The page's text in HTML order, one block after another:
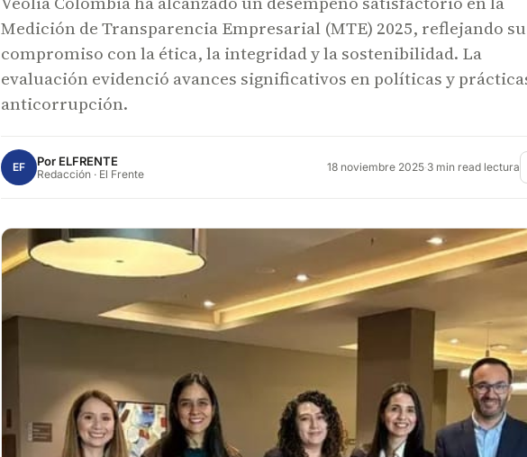
Medición de Transparencia Empresarial (MTE) 2025, reflejando su
compromiso con la ética, la integridad y la sostenibilidad. La
evaluación evidenció avances significativos en políticas y
anticorrupción.
EF Por ELFRENTE
Redacción · El Frente 18 noviembre 2025·3 min read lectura